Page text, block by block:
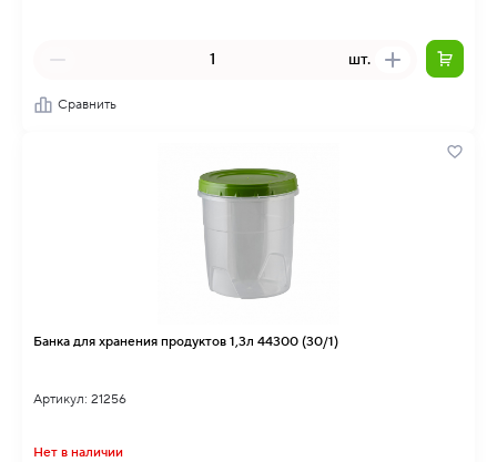
шт.
Сравнить
Банка для хранения продуктов 1,3л 44300 (30/1)
Артикул: 21256
Нет в наличии